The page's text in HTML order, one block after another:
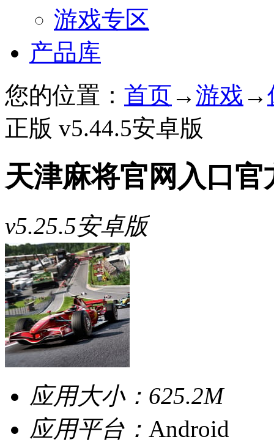
游戏专区
产品库
您的位置： 首页 →游戏 →
正版 v5.44.5安卓版
天津麻将官网入口官
v5.25.5安卓版
应用大小： 625.2M
应用平台： Android